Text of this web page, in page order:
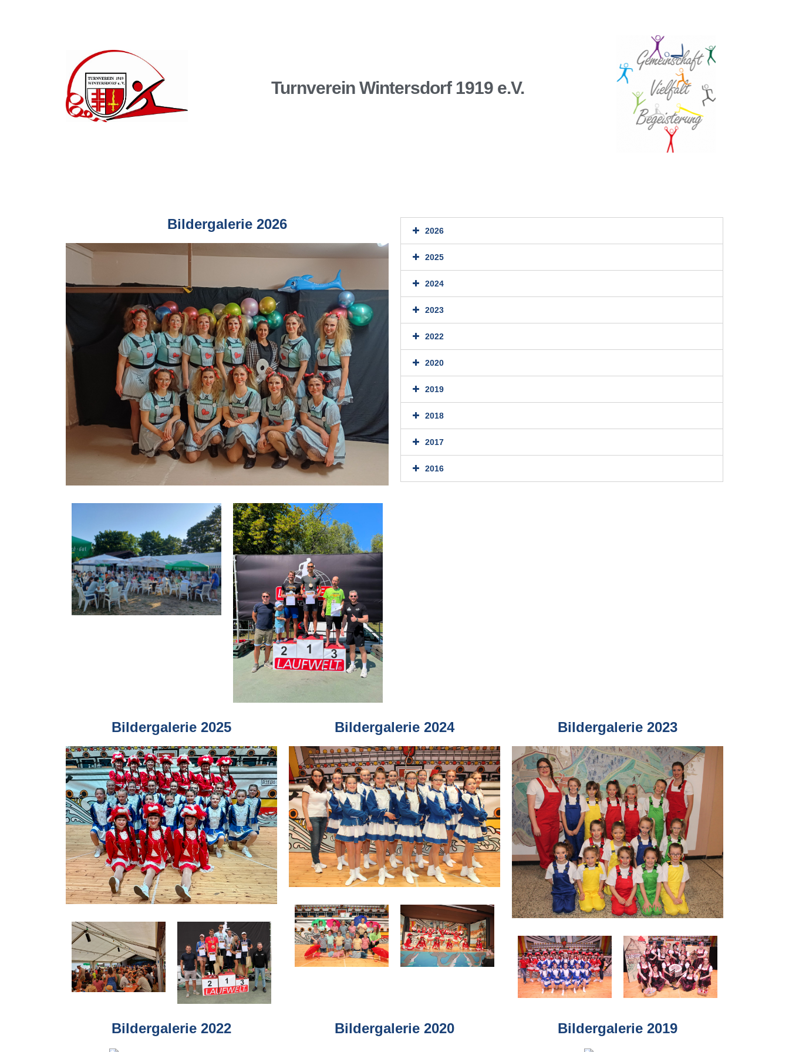
Turnverein Wintersdorf 1919 e.V.
Bildergalerie 2026 2026
2025
2024
2023
2022
2020
2019
2018
2017
2016
Bildergalerie 2025 Bildergalerie 2024 Bildergalerie 2023
Bildergalerie 2022 Bildergalerie 2020 Bildergalerie 2019